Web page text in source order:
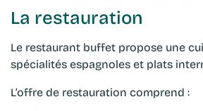
La restauration
Le restaurant buffet propose une cuisine variée mêlant
spécialités espagnoles et plats
L’offre de restauration comprend :